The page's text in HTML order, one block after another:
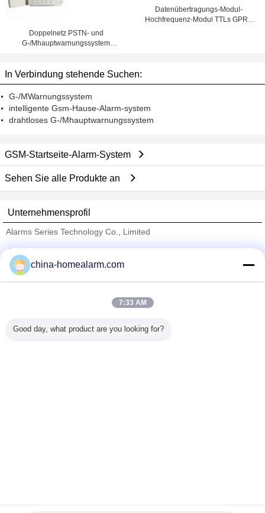
Doppelnetz PSTN- und
G-/Mhauptwarnungssystem
Datenübertragungs-Modul-
Hochfrequenz-Modul TTLs GPRS
In Verbindung stehende Suchen:
G-/MWarnungssystem
intelligente Gsm-Hause-Alarm-system
drahtloses G-/Mhauptwarnungssystem
GSM-Startseite-Alarm-System
Sehen Sie alle Produkte an
Unternehmensprofil
Alarms Series Technology Co., Limited
Trust Seal
Verified Suplier
Alle Produkte
china-homealarm.com
7:33 AM
Good day, what product are you looking for?